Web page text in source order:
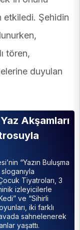
etkiledi. Şehidin
tören,
duyulan
Akşamları
“Yazın Buluşma
Tiyatroları, 3
izleyicilerle
ve “Sihirli
iki farklı
sahnelenerek
yaşattı.